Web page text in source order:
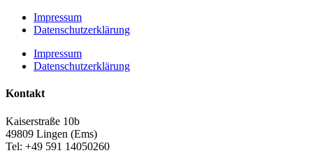
Impressum
Datenschutzerklärung
Impressum
Datenschutzerklärung
Kontakt
Kaiserstraße 10b
49809 Lingen (Ems)
Tel: +49 591 14050260